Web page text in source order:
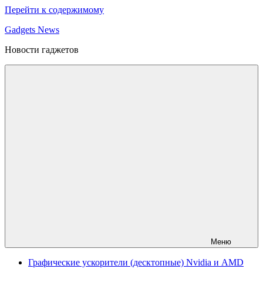
Перейти к содержимому
Gadgets News
Новости гаджетов
Меню
Графические ускорители (десктопные) Nvidia и AMD